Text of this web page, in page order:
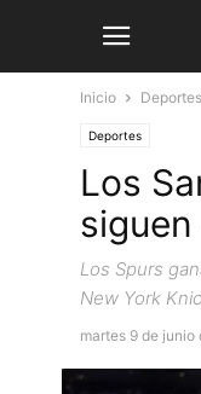
Inicio Deportes
Deportes
Los
Los Spurs
New York
martes 9 de junio